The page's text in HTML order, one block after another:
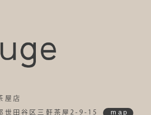
屋店
世田谷区三軒茶屋2-9-15 map